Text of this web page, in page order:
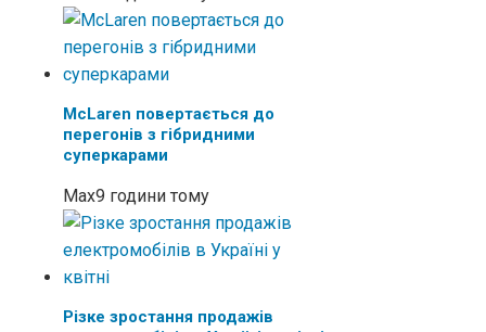
McLaren повертається до
перегонів з гібридними
суперкарами
Max9 години тому
Різке зростання продажів